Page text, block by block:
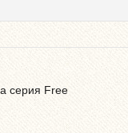
серия Free